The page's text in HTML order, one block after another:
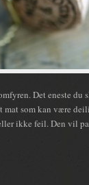
Det eneste du
som kan være
ikke feil. Den vil